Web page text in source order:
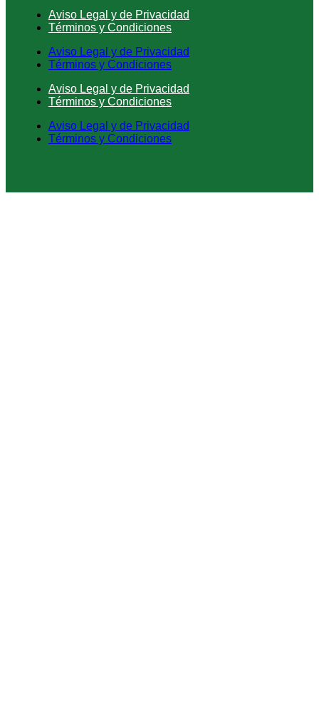
Aviso Legal y de Privacidad
Términos y Condiciones
Aviso Legal y de Privacidad
Términos y Condiciones
Aviso Legal y de Privacidad
Términos y Condiciones
Aviso Legal y de Privacidad
Términos y Condiciones